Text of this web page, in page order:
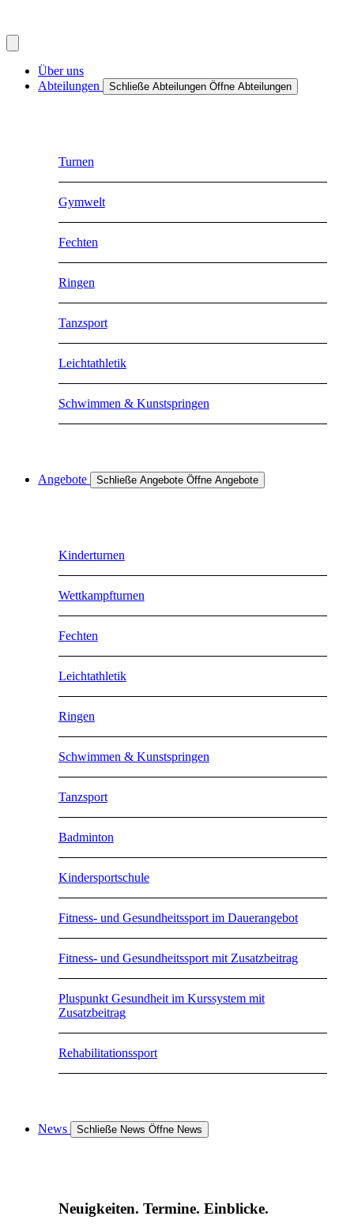
Über uns
Abteilungen
Schließe Abteilungen Öffne Abteilungen
Turnen
Gymwelt
Fechten
Ringen
Tanzsport
Leichtathletik
Schwimmen & Kunstspringen
Angebote Schließe Angebote Öffne Angebote
Kinderturnen
Wettkampfturnen
Fechten
Leichtathletik
Ringen
Schwimmen & Kunstspringen
Tanzsport
Badminton
Kindersportschule
Fitness- und Gesundheitssport im Dauerangebot
Fitness- und Gesundheitssport mit Zusatzbeitrag
Pluspunkt Gesundheit im Kurssystem mit
Zusatzbeitrag
Rehabilitationssport
News Schließe News Öffne News
Neuigkeiten. Termine. Einblicke.